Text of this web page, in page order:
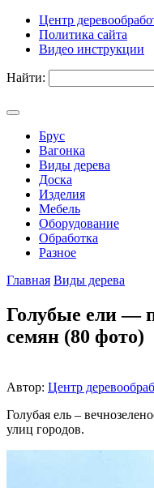
Центр
Политика сайта
Видео инструкции
Найти:
Брус
Вагонка
Виды дерева
Доска
Изделия
Мебель
Оборудование
Обработка
Разное
Главная Виды дерева
Голубые ели —
семян (80 фото)
Автор: Центр
Голубая ель –
улиц городов.